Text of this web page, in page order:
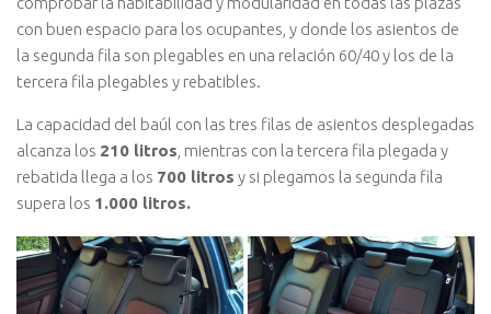
con buen espacio para los ocupantes, y donde los asientos de
la segunda fila son plegables en una relación 60/40 y los de la
tercera fila plegables y rebatibles.
La capacidad del baúl con las tres filas de asientos desplegadas
alcanza los 210 litros , mientras con la tercera fila plegada y
rebatida llega a los 700 litros y si plegamos la segunda fila
supera los 1.000 litros.